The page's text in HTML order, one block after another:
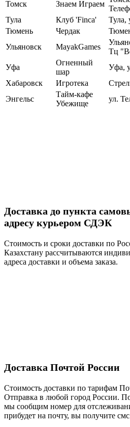
Томск Знаем Играем
Тула
Клуб 'Finca'
Тула,
Тюмень
Чердак
Ульяновск
MayakGames
Тц
Уфа
Огненный
шар
Уфа,
Хабаровск
Игротека
Энгельс
Тайм-кафе
Убежище
ул.
Доставка до пункта
адресу курьером СДЭК
Стоимость и сроки доставки по
Казахстану рассчитываются
адреса доставки и объема заказа.
Доставка Почтой России
Стоимость доставки по тарифам
Отправка в любой город России.
мы сообщим номер для
прибудет на почту, вы получите